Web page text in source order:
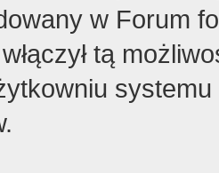
w Forum
tą